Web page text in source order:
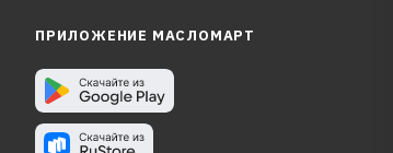
ПРИЛОЖЕНИЕ МАСЛОМАРТ